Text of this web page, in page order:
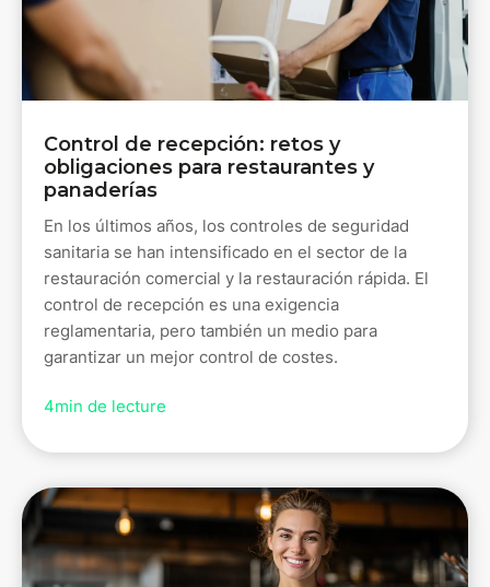
Control de recepción: retos y
obligaciones para restaurantes y
panaderías
En los últimos años, los controles de seguridad
sanitaria se han intensificado en el sector de la
restauración comercial y la restauración rápida. El
control de recepción es una exigencia
reglamentaria, pero también un medio para
garantizar un mejor control de costes.
4min de lecture